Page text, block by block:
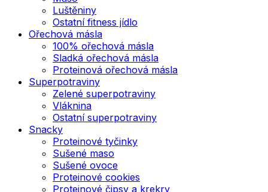
Luštěniny
Ostatní fitness jídlo
Ořechová másla
100% ořechová másla
Sladká ořechová másla
Proteinová ořechová másla
Superpotraviny
Zelené superpotraviny
Vláknina
Ostatní superpotraviny
Snacky
Proteinové tyčinky
Sušené maso
Sušené ovoce
Proteinové cookies
Proteinové čipsy a krekry